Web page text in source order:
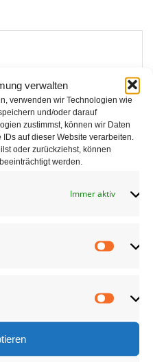
verwalten
verwenden wir Technologien wie
und/oder darauf
zustimmst, können wir Daten
auf dieser Website verarbeiten.
oder zurückziehst, können
werden.
Immer aktiv
speichern.